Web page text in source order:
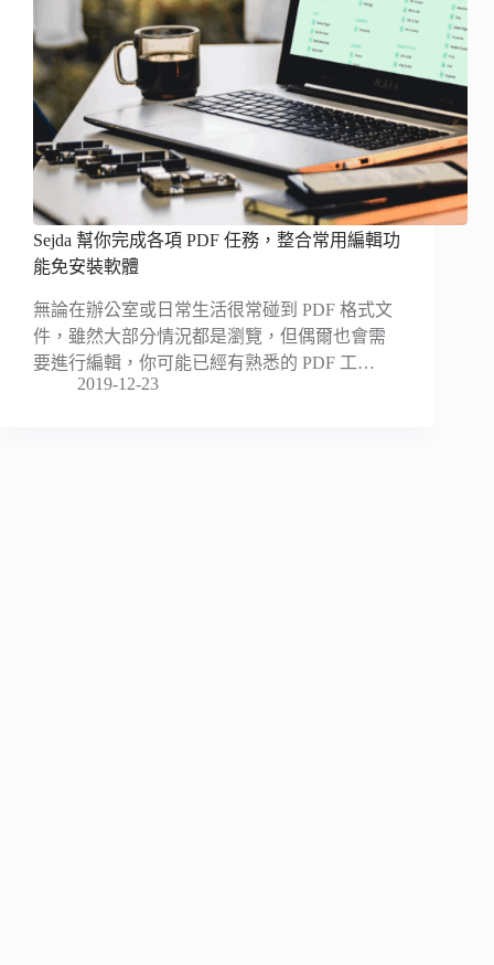
Sejda 幫你完成各項 PDF 任務，整合常用編輯功
能免安裝軟體
無論在辦公室或日常生活很常碰到 PDF 格式文
件，雖然大部分情況都是瀏覽，但偶爾也會需
要進行編輯，你可能已經有熟悉的 PDF 工…
2019-12-23